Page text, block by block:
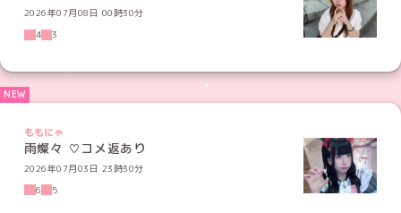
2026年07月08日 00時30分
4
3
ももにゃ
雨燦々 ♡コメ返あり
2026年07月03日 23時30分
6
5